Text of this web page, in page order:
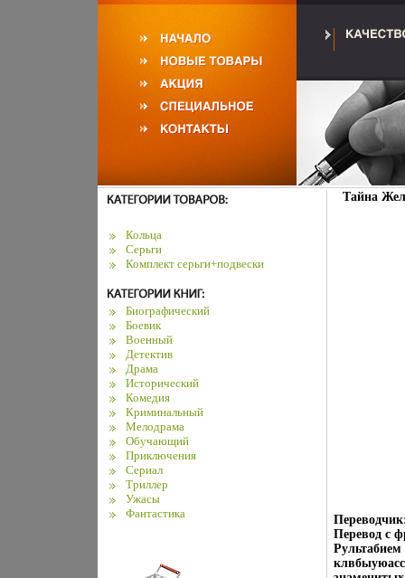
Кольца
Серьги
Комплект серьги+подвески
Биографический
Боевик
Военный
Детектив
Драма
Исторический
Комедия
Криминальный
Мелодрама
Обучающий
Приключения
Сериал
Триллер
Ужасы
Фантастика
Тайна
Перевод с
Рультабием